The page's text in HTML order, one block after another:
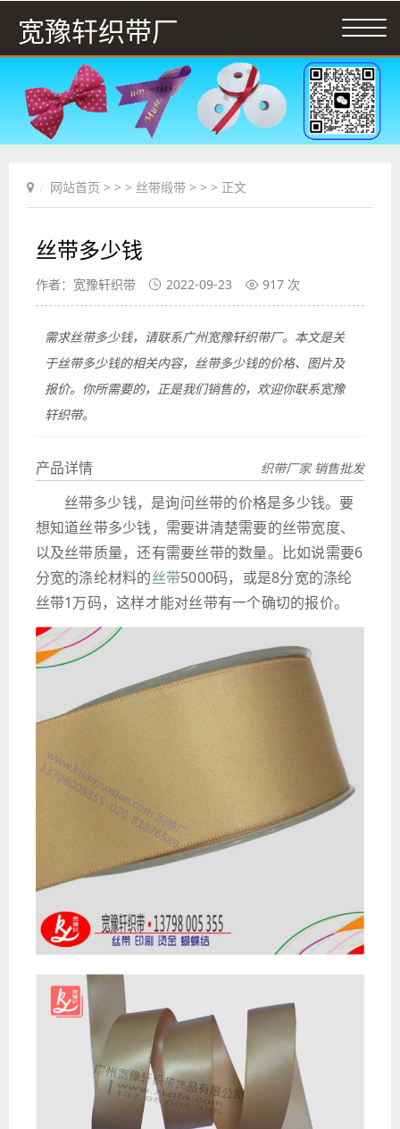
宽豫轩织带厂
网站首页 > > > 丝带缎带 > > > 正文
丝带多少钱
作者：宽豫轩织带 2022-09-23 917 次
需求丝带多少钱，请联系广州宽豫轩织带厂。本文是关
于丝带多少钱的相关内容，丝带多少钱的价格、图片及
报价。你所需要的，正是我们销售的，欢迎你联系宽豫
轩织带。
产品详情 织带厂家 销售批发
丝带多少钱，是询问丝带的价格是多少钱。要
想知道丝带多少钱，需要讲清楚需要的丝带宽度、
以及丝带质量，还有需要丝带的数量。比如说需要6
分宽的涤纶材料的丝带5000码，或是8分宽的涤纶
丝带1万码，这样才能对丝带有一个确切的报价。